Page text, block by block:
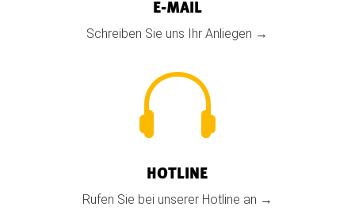
E-MAIL
Schreiben Sie uns Ihr Anliegen →

HOTLINE
Rufen Sie bei unserer Hotline an →